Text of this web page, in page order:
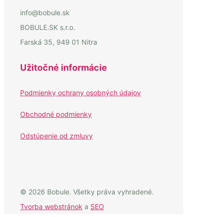
info@bobule.sk
BOBULE.SK s.r.o.
Farská 35, 949 01 Nitra
Užitočné informácie
Podmienky ochrany osobných údajov
Obchodné podmienky
Odstúpenie od zmluvy
© 2026 Bobule. Všetky práva vyhradené.
Tvorba webstránok a SEO